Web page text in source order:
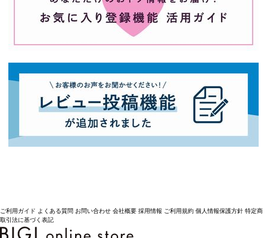
ご利用ガイド よくある質問 お問い合わせ 会社概要 採用情報 ご利用規約 個人情報保護方針 特定商
取引法に基づく表記